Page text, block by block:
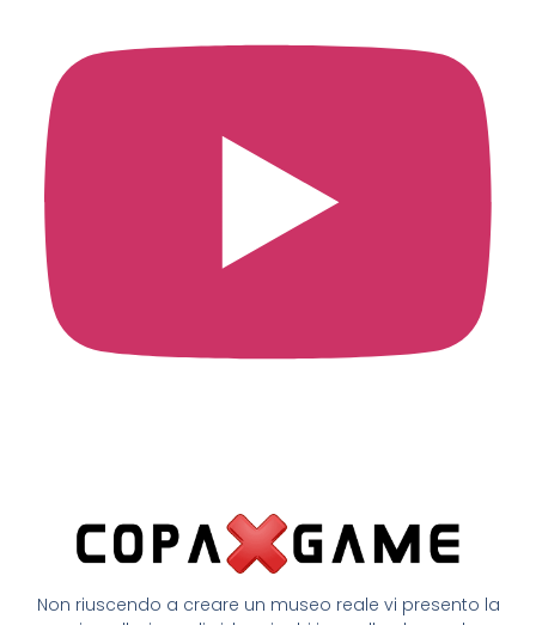
Non riuscendo a creare un museo reale vi presento la